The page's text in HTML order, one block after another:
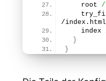
    root
/
/index. html
index
}
}